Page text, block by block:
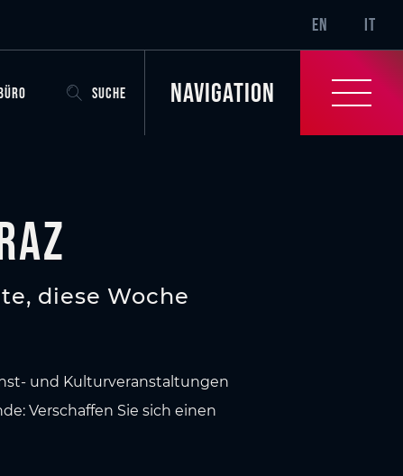
SR-
EN IT
SUCHE Navigation
diese Woche
und Kulturveranstaltungen
Verschaffen Sie sich einen